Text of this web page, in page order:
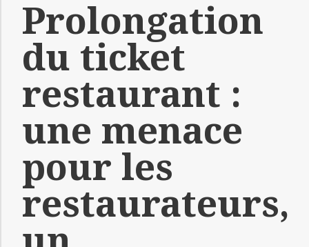
Prolongation
du ticket
restaurant :
une menace
pour les
restaurateurs,